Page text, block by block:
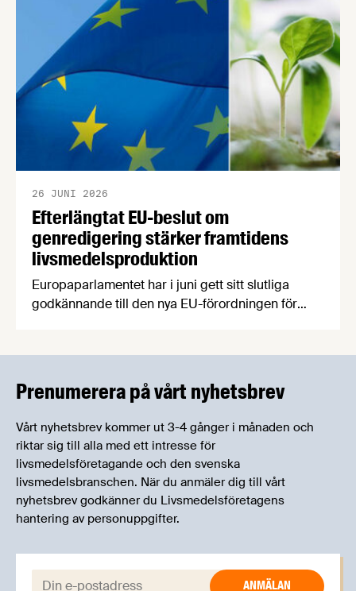
erfarenheter.
Efterlängtat EU-beslut om
genredigering stärker framtidens
livsmedelsproduktion
26 JUNI 2026
Europaparlamentet har i juni gett sitt slutliga
godkännande till den nya EU-förordningen för
Livsmedelsföretagen, som ser regelverket som ett
viktigt steg för innovation, konkurrenskraft och en
mer motståndskraftig europeisk livsmedelskedja.
Prenumerera på vårt nyhetsbrev
Vårt nyhetsbrev kommer ut 3-4 gånger i månaden och
riktar sig till alla med ett intresse för
livsmedelsföretagande och den svenska
livsmedelsbranschen. När du anmäler dig till vårt
nyhetsbrev godkänner du Livsmedelsföretagens
hantering av personuppgifter.
E-post: